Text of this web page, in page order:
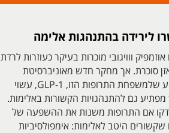
ווויגובי מוכרות בעיקר כעוזרות לרדת
סוכרת. אך מחקר חדש מאוניברסיטת
רטגרס מציע שלמשפחת התרופות הזו, GLP-1, עשוי
גם להתנהגויות הקשורות באלימות.
אם התרופות משנות את ההשפעה של
שקשורים היטב לאלימות: אימפולסיביות